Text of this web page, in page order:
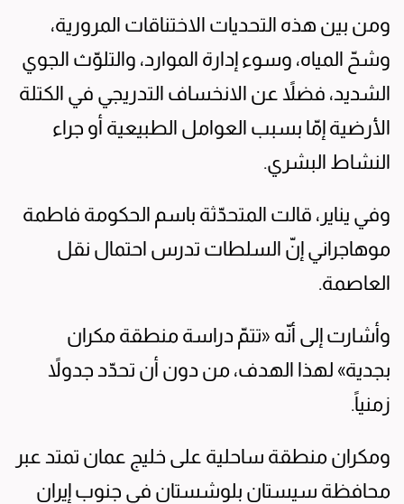
ومن بين هذه التحديات الاختناقات المرورية،
وشحّ المياه، وسوء إدارة الموارد، والتلوّث الجوي
الشديد، فضلاً عن الانخساف التدريجي في الكتلة
الأرضية إمّا بسبب العوامل الطبيعية أو جراء
النشاط البشري.
وفي يناير، قالت المتحدّثة باسم الحكومة فاطمة
موهاجراني إنّ السلطات تدرس احتمال نقل
العاصمة.
وأشارت إلى أنّه «تتمّ دراسة منطقة مكران
بجدية» لهذا الهدف، من دون أن تحدّد جدولاً
زمنياً.
ومكران منطقة ساحلية على خليج عمان تمتد عبر
محافظة سيستان بلوشستان في جنوب إيران